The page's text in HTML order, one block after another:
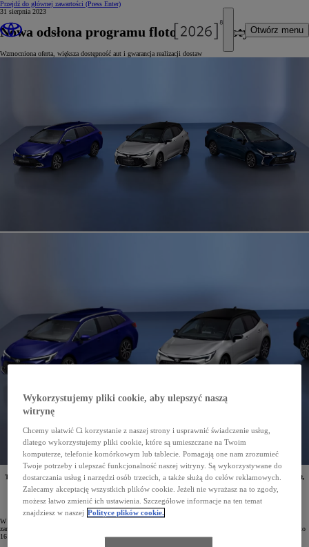
Przejdź do głównej zawartości (Press Enter)
Otwórz menu
31 sierpnia 2023
Nowa odsłona programu flotowego Toyoty
Wzmocniona oferta, większa dostępność aut i gwarancja realizacji dostaw
Toyota rusza z nową odsłoną programu flotowego. Swoim klientom proponuje pełną dostępność aut,
elastyczne formy finansowania samochodów, gwarancję warunków oraz realizacji dostaw. Doradcy
flotowi oraz samochody testowe są na każdej stacji dilerskiej.
W 2023 roku Toyota jest liderem rynku flotowego, w którym ma 16,6% udziału. Od stycznia do lipca firmy
zarejestrowały 38 174 aut Toyoty. Jest to o 18% więcej niż w analogicznym okresie roku ubiegłego (i o blisko
16 tys. egz. więcej niż konkurent zajmujący drugie miejsce w zestawieniu).
Wykorzystujemy pliki cookie, aby ulepszyć naszą
witrynę
Chcemy ułatwić Ci korzystanie z naszej strony i usprawnić świadczenie usług,
dlatego wykorzystujemy pliki cookie, które są umieszczane na Twoim
komputerze, telefonie komórkowym lub tablecie. Pomagają one nam zrozumieć
Twoje potrzeby i ulepszać funkcjonalność naszej witryny. Są wykorzystywane do
dostarczania usług i narzędzi osób trzecich, a także służą do celów reklamowych.
Zalecamy akceptację wszystkich plików cookie. Jeżeli nie wyrażasz na to zgody,
możesz łatwo zmienić ich ustawienia. Szczegółowe informacje na ten temat
znajdziesz w naszej Polityce plików cookie.